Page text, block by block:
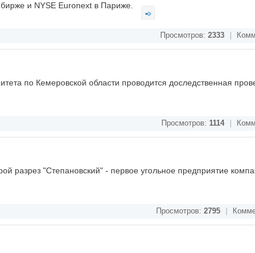
и NYSE Euronext в Париже.
Просмотров: 2333
по Кемеровской области проводится доследственная
Просмотров: 1114
разрез "Степановский" - первое угольное предприятие
Просмотров: 2795